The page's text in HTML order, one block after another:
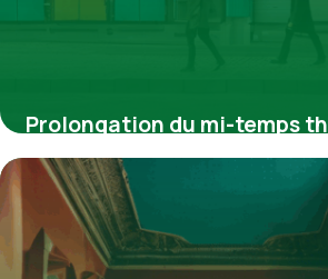
Prolongation du mi-temps
dans la fonction publique :
limites et enjeux
4 juillet 2025